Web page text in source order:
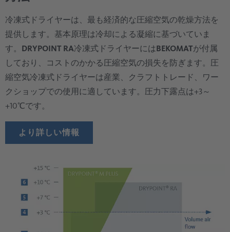
冷凍式ドライヤーは、最も経済的な圧縮空気の乾燥方法を
提供します。基本原理は冷却による凝縮に基づいていま
す。 DRYPOINT RA冷凍式ドライヤーにはBEKOMATが付属
しており、コストのかかる圧縮空気の損失を防ぎます。圧
縮空気冷凍式ドライヤーは産業、クラフトトレード、ワー
クショップでの使用に適しています。圧力下露点は+3～
+10℃です。
より詳しい情報